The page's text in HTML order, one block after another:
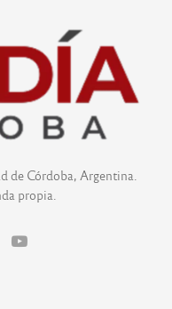
de Córdoba, Argentina.
propia.